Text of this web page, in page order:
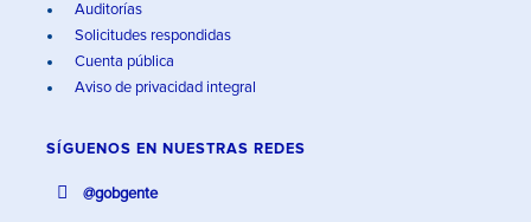
Auditorías
Solicitudes respondidas
Cuenta pública
Aviso de privacidad integral
SÍGUENOS EN NUESTRAS REDES
@gobgente